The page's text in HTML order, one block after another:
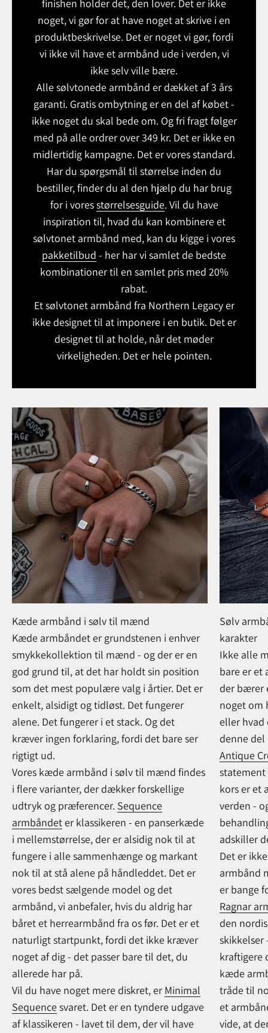
finishen holder det, den lover. Det er ikke
noget, vi gør for at have noget at skrive i en
produktbeskrivelse. Det er noget vi gør, fordi
vi ikke vil have et armbånd ude i verden, vi
ikke selv ville bære.
Alle sølvtonede armbånd er dækket af 3 års
garanti. Gratis ombytning er en del af købet -
ikke noget du skal bede om. Og fri fragt følger
med på alle ordrer over 349 kr. Det er ikke en
midlertidig kampagne. Det er vores standard.
Har du spørgsmål til størrelse inden du
bestiller, finder du al den hjælp du har brug
for i voresstørrelsesguide. Vil du have
inspiration til, hvad du kan kombinere et
sølvtonet armbånd med, kan du kigge i vores
pakketilbud - her har vi samlet de bedste
kombinationer til en samlet pris med 20%
rabat.
Et sølvtonet armbånd fra Northern Legacy er
ikke designet til at imponere i en butik. Det er
designet til at holde, når det møder
virkeligheden. Det er hele pointen.
Kæde armbånd i sølv til mænd
Kæde armbåndet er grundstenen i enhver
smykkekollektion til mænd - og der er en
god grund til, at det har holdt sin position
som det mest populære valg i årtier. Det er
enkelt, alsidigt og tidløst. Det fungerer
alene. Det fungerer i et stack. Og det
kræver ingen forklaring, fordi det bare ser
rigtigt ud.
Vores kæde armbånd i sølv til mænd findes
i flere varianter, der dækker forskellige
udtryk og præferencer. Sequence
armbåndeter klassikeren - en panserkæde
i mellemstørrelse, der er alsidig nok til at
fungere i alle sammenhænge og markant
nok til at stå alene på håndleddet. Det er
vores bedst sælgende model og det
armbånd, vi anbefaler, hvis du aldrig har
båret et herrearmbånd fra os før. Det er et
naturligt startpunkt, fordi det ikke kræver
noget af dig - det passer bare til det, du
allerede har på.
Vil du have noget mere diskret, er Minimal
Sequencesvaret. Det er en tyndere udgave
af klassikeren - lavet til dem, der vil have
Sølv
karakter
Ikke alle
bare er et
der bærer
noget om
eller hvad
denne
Antique
statement
kors er et
verden -
adskiller
Det er
armbånd
er bange
Ragnar
den
skikkelser
kraftigere
kæde
tråde til
et
vide, at